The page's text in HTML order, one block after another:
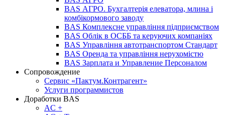
BAS АГРО. Бухгалтерія елеватора, млина і
комбікормового заводу
BAS Комплексне управління підприємством
BAS Облік в ОСББ та керуючих компаніях
BAS Управління автотранспортом Стандарт
BAS Оренда та управління нерухомістю
BAS Зарплата и Управление Персоналом
Сопровождение
Сервис «Пактум.Контрагент»
Услуги программистов
Доработки BAS
AC +